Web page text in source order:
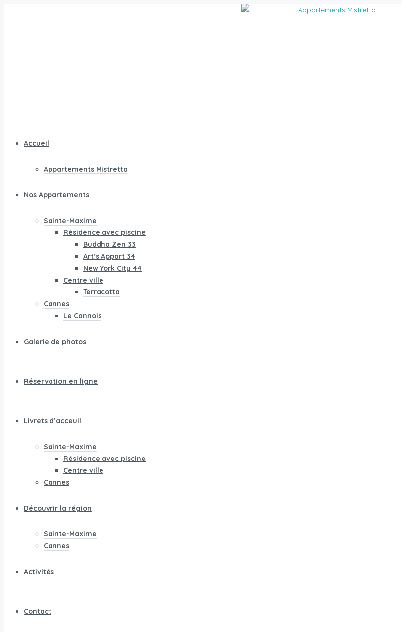
Accueil
Appartements Mistretta
Nos Appartements
Sainte-Maxime
Résidence avec piscine
Buddha Zen 33
Art’s Appart 34
New York City 44
Centre ville
Terracotta
Cannes
Le Cannois
Galerie de photos
Réservation en ligne
Livrets d’acceuil
Sainte-Maxime
Résidence avec piscine
Centre ville
Cannes
Découvrir la région
Sainte-Maxime
Cannes
Activités
Contact